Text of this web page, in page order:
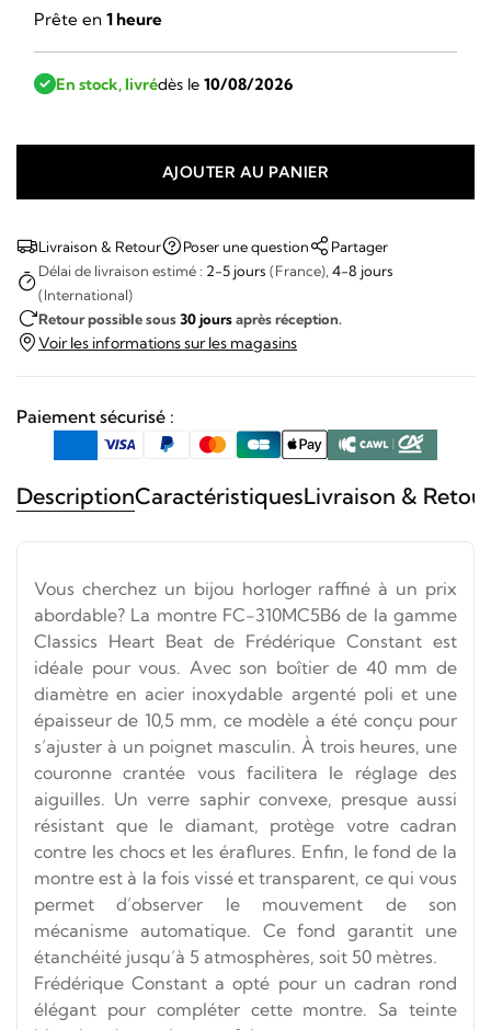
Prête en 1 heure
En stock, livrédès le 10/08/2026
Frédérique
Constant
Classics
Heart
AJOUTER AU PANIER
Livraison & Retour Poser une question
Partager
Délai de livraison estimé : 2-5 jours (France), 4-8 jours
(International)
Retour possible sous30 joursaprès réception.
Voir les informations sur les magasins
Paiement sécurisé :
DescriptionCaractéristiquesLivraison &
Vous cherchez un bijou horloger raffiné à un prix
abordable? La montre FC-310MC5B6 de la gamme
Classics Heart Beat de Frédérique Constant est
idéale pour vous. Avec son boîtier de 40 mm de
diamètre en acier inoxydable argenté poli et une
épaisseur de 10,5 mm, ce modèle a été conçu pour
s’ajuster à un poignet masculin. À trois heures, une
couronne crantée vous facilitera le réglage des
aiguilles. Un verre saphir convexe, presque aussi
résistant que le diamant, protège votre cadran
contre les chocs et les éraflures. Enfin, le fond de la
montre est à la fois vissé et transparent, ce qui vous
permet d’observer le mouvement de son
mécanisme automatique. Ce fond garantit une
étanchéité jusqu’à 5 atmosphères, soit 50 mètres.
Frédérique Constant a opté pour un cadran rond
élégant pour compléter cette montre. Sa teinte